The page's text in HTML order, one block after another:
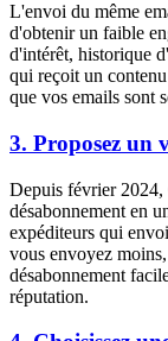
L'envoi du même
d'obtenir un faible
d'intérêt, historique
qui reçoit un
que vos emails sont
3. Proposez un
Depuis février
désabonnement en
expéditeurs qui
vous envoyez
désabonnement
réputation.